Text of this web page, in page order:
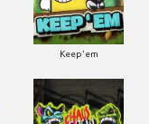
Keep'em